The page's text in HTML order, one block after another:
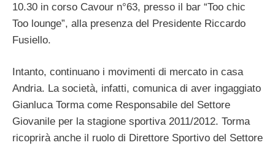
10.30 in corso Cavour n°63, presso il bar “Too chic
Too lounge”, alla presenza del Presidente Riccardo
Fusiello.
Intanto, continuano i movimenti di mercato in casa
Andria. La società, infatti, comunica di aver ingaggiato
Gianluca Torma come Responsabile del Settore
Giovanile per la stagione sportiva 2011/2012. Torma
ricoprirà anche il ruolo di Direttore Sportivo del Settore